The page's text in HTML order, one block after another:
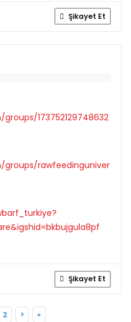
Şikayet Et
173752129748632
rawfeedinguniver
Şikayet Et
2 > »